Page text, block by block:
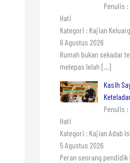
Penulis :
Hati
Kategori : Kajian
6 Agustus 2026
Rumah bukan sekadar
melepas lelah […]
Kasih
Penulis :
Hati
Kategori : Kajian Adab
5 Agustus 2026
Peran seorang